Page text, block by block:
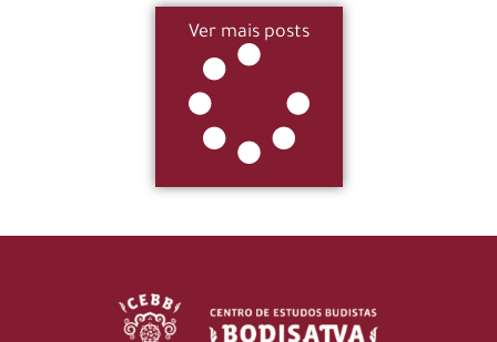
Ver mais posts